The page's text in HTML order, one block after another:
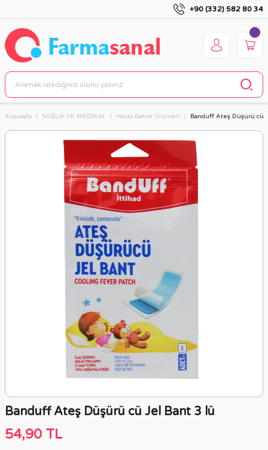
+90 (332) 582 80 34
Anasayfa SAĞLIK VE MEDİKAL Hasta Bakım Ürünleri Banduff Ateş Düşürü cü
Banduff Ateş Düşürü cü Jel Bant 3 lü
54,90 TL